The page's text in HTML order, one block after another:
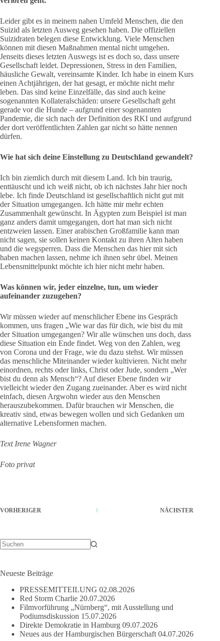
Leider gibt es in meinem nahen Umfeld Menschen, die den
Suizid als letzten Ausweg gesehen haben. Die offiziellen
Suizidraten belegen diese Entwicklung. Viele Menschen
können mit diesen Maßnahmen mental nicht umgehen.
Jenseits dieses letzten Auswegs ist es doch so, dass unsere
Gesellschaft leidet. Depressionen, Stress in den Familien,
häusliche Gewalt, vereinsamte Kinder. Ich habe in einem Kurs
einen Achtjährigen, der hat gesagt, er möchte nicht mehr
leben. Das sind keine Einzelfälle, das sind auch keine
sogenannten Kollateralschäden: unsere Gesellschaft geht
gerade vor die Hunde – aufgrund einer sogenannten
Pandemie, die sich nach der Definition des RKI und aufgrund
der dort veröffentlichten Zahlen gar nicht so hätte nennen
dürfen.
Wie hat sich deine Einstellung zu Deutschland gewandelt?
Ich bin ziemlich durch mit diesem Land. Ich bin traurig,
enttäuscht und ich weiß nicht, ob ich nächstes Jahr hier noch
lebe. Ich finde Deutschland ist gesellschaftlich nicht gut mit
der Situation umgegangen. Ich hätte mir mehr echten
Zusammenhalt gewünscht. In Ägypten zum Beispiel ist man
ganz anders damit umgegangen, dort hat man sich nicht
entzweien lassen. Einer arabischen Großfamilie kann man
nicht sagen, sie sollen keinen Kontakt zu ihren Alten haben
und die wegsperren. Dass die Menschen das hier mit sich
haben machen lassen, nehme ich ihnen sehr übel. Meinen
Lebensmittelpunkt möchte ich hier nicht mehr haben.
Was können wir, jeder einzelne, tun, um wieder
aufeinander zuzugehen?
Wir müssen wieder auf menschlicher Ebene ins Gespräch
kommen, uns fragen „Wie war das für dich, wie bist du mit
der Situation umgegangen? Wir alle wünschen uns doch, dass
diese Situation ein Ende findet. Weg von den Zahlen, weg
von Corona und der Frage, wie du dazu stehst. Wir müssen
das menschliche Miteinander wieder kultivieren. Nicht mehr
einordnen, rechts oder links, Christ oder Jude, sondern „Wer
bist du denn als Mensch“? Auf dieser Ebene finden wir
vielleicht wieder den Zugang zueinander. Aber es wird nicht
einfach, diesen Argwohn wieder aus den Menschen
herauszubekommen. Dafür brauchen wir Menschen, die
kreativ sind, etwas bewegen wollen und sich Gedanken um
alternative Lebensformen machen.
Text Irene Wagner
Foto privat
VORHERIGER NÄCHSTER
Neueste Beiträge
PRESSEMITTEILUNG 02.08.2026
Red Storm Charlie 20.07.2026
Filmvorführung „Nürnberg“, mit Ausstellung und
Podiumsdiskussion 15.07.2026
Direkte Demokratie in Hamburg 09.07.2026
Neues aus der Hamburgischen Bürgerschaft 04.07.2026